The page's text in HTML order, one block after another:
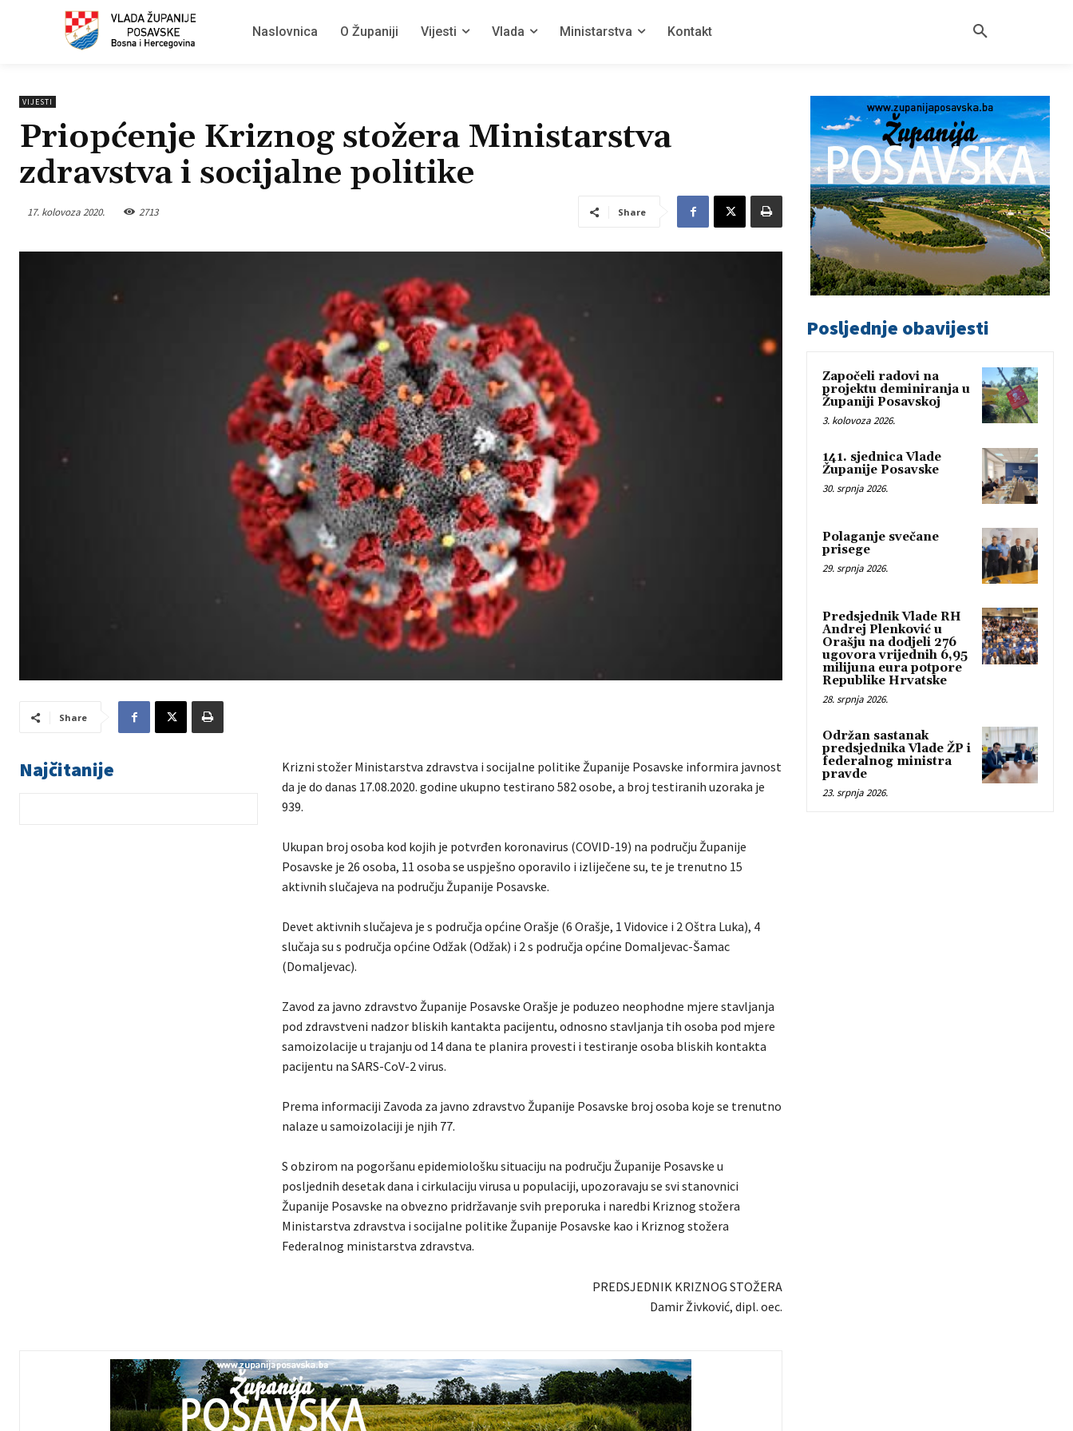
Naslovnica O Županiji Vijesti Vlada Ministarstva Kontakt
VIJESTI
Priopćenje Kriznog stožera Ministarstva
zdravstva i socijalne politike
17. kolovoza 2020. 2713 Share
Share
Najčitanije
Krizni stožer Ministarstva zdravstva i socijalne politike Županije Posavske informira javnost
da je do danas 17.08.2020. godine ukupno testirano 582 osobe, a broj testiranih uzoraka je
939.
Ukupan broj osoba kod kojih je potvrđen koronavirus (COVID-19) na području Županije
Posavske je 26 osoba, 11 osoba se uspješno oporavilo i izliječene su, te je trenutno 15
aktivnih slučajeva na području Županije Posavske.
Devet aktivnih slučajeva je s područja općine Orašje (6 Orašje, 1 Vidovice i 2 Oštra Luka), 4
slučaja su s područja općine Odžak (Odžak) i 2 s područja općine Domaljevac-Šamac
(Domaljevac).
Zavod za javno zdravstvo Županije Posavske Orašje je poduzeo neophodne mjere stavljanja
pod zdravstveni nadzor bliskih kantakta pacijentu, odnosno stavljanja tih osoba pod mjere
samoizolacije u trajanju od 14 dana te planira provesti i testiranje osoba bliskih kontakta
pacijentu na SARS-CoV-2 virus.
Prema informaciji Zavoda za javno zdravstvo Županije Posavske broj osoba koje se trenutno
nalaze u samoizolaciji je njih 77.
S obzirom na pogoršanu epidemiološku situaciju na području Županije Posavske u
posljednih desetak dana i cirkulaciju virusa u populaciji, upozoravaju se svi stanovnici
Županije Posavske na obvezno pridržavanje svih preporuka i naredbi Kriznog stožera
Ministarstva zdravstva i socijalne politike Županije Posavske kao i Kriznog stožera
Federalnog ministarstva zdravstva.
PREDSJEDNIK KRIZNOG STOŽERA
Damir Živković, dipl. oec.
Posljednje obavijesti
Započeli radovi na
projektu deminiranja u
Županiji Posavskoj
3. kolovoza 2026.
141. sjednica Vlade
Županije Posavske
30. srpnja 2026.
Polaganje svečane
prisege
29. srpnja 2026.
Predsjednik Vlade RH
Andrej Plenković u
Orašju na dodjeli 276
ugovora vrijednih 6,95
milijuna eura potpore
Republike Hrvatske
28. srpnja 2026.
Održan sastanak
predsjednika Vlade ŽP i
federalnog ministra
pravde
23. srpnja 2026.